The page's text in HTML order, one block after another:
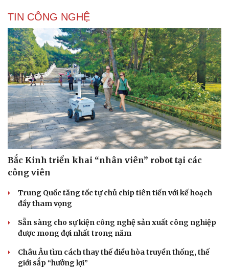
TIN CÔNG NGHỆ
Bắc Kinh triển khai “nhân viên” robot tại các
công viên
Trung Quốc tăng tốc tự chủ chip tiên tiến với kế hoạch
đầy tham vọng
Sẵn sàng cho sự kiện công nghệ sản xuất công nghiệp
được mong đợi nhất trong năm
Châu Âu tìm cách thay thế điều hòa truyền thống, thế
giới sắp “hưởng lợi”